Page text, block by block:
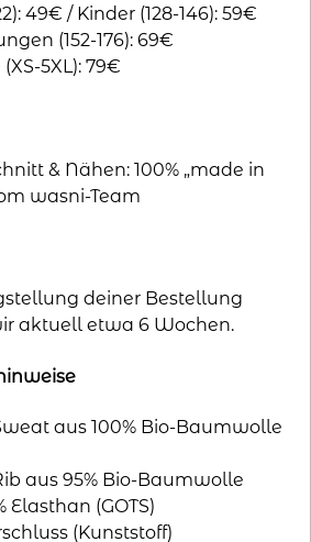
49€ / Kinder (128-146): 59€
(152-176): 69€
5XL): 79€
& Nähen: 100% „made in
wasni-Team
deiner Bestellung
aktuell etwa 6 Wochen.
aus 100% Bio-Baumwolle
aus 95% Bio-Baumwolle
Elasthan (GOTS)
(Kunststoff)